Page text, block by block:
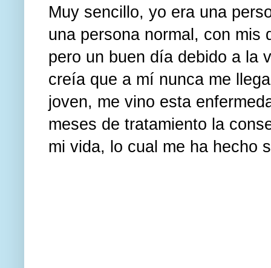
Muy sencillo, yo era una
una persona normal, con mis
pero un buen día debido a la
creía que a mí nunca me
joven, me vino esta
meses de tratamiento la
mi vida, lo cual me ha hecho